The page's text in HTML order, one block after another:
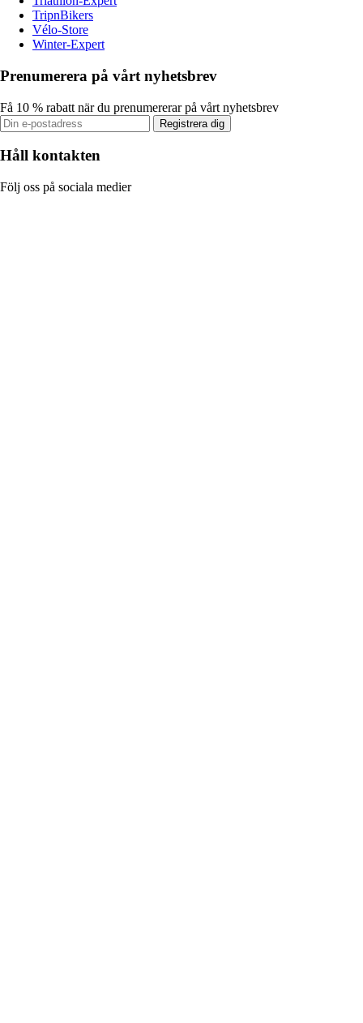
TripnBikers
Vélo-Store
Winter-Expert
Prenumerera på vårt nyhetsbrev
Få 10 % rabatt när du prenumererar på vårt nyhetsbrev
Registrera dig
Håll kontakten
Följ oss på sociala medier